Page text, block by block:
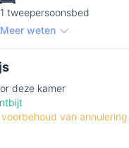
1 tweepersoonsbed
Meer weten
deze kamer
van annulering